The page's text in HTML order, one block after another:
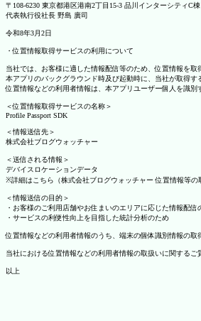
〒108-6230 東京都港区港南2丁目15-3 品川インターシティC棟
代表執行役社長 野島 廣司
令和8年3月2日
・位置情報取得サービスの利用について
当社では、お客様に適した情報配信等のため、位置情報を取
本アプリのバックグラウンド時及び起動時に、当社が取得
位置情報などの利用者情報は、本アプリユーザー個人を識
＜位置情報取得サービスの名称＞
Profile Passport SDK
＜情報送信先＞
株式会社ブログウォッチャー
＜送信される情報＞
デバイスロケーションデータ
※詳細はこちら（株式会社ブログウォッチャー 位置情報等の
＜情報送信の目的＞
・お客様のご利用店舗やお住まいのエリアに応じた情報配信
・サービスの利便性向上を目指した統計分析のため
位置情報などの利用者情報のうち、端末の個体識別情報の
当社における位置情報などの利用者情報の取扱いに関する
以上